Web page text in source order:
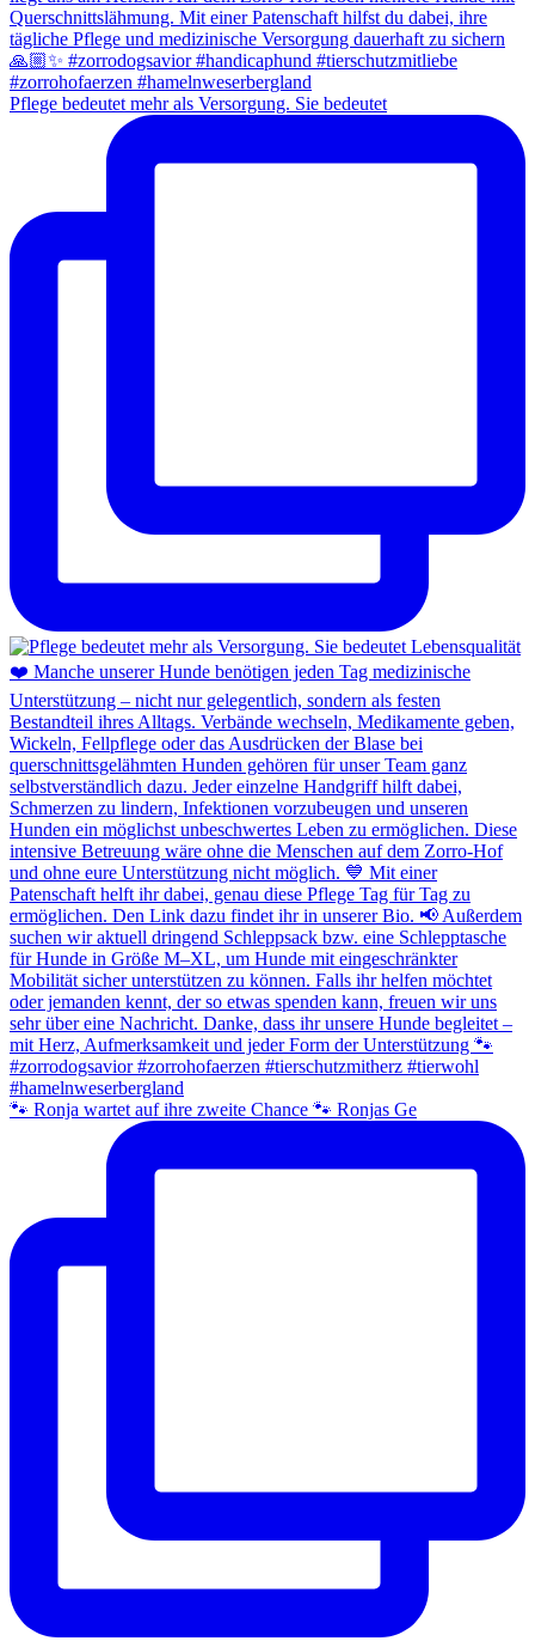
Pflege bedeutet mehr als Versorgung. Sie bedeutet
🐾 Ronja wartet auf ihre zweite Chance 🐾 Ronjas Ge